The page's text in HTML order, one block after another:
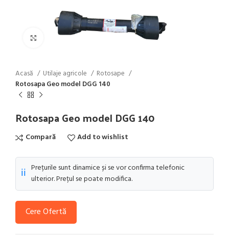
Click to enlarge
Acasă Utilaje agricole
Rotosape
Rotosapa Geo model DGG 140
Rotosapa Geo model DGG 140
Compară Add to wishlist
ℹ️ Prețurile sunt dinamice și se vor confirma telefonic
ulterior. Prețul se poate modifica.
Cere Ofertă